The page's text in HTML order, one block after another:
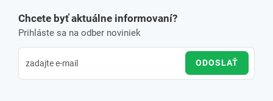
Chcete byť aktuálne informovaní?
Prihláste sa na odber noviniek
ODOSLAŤ